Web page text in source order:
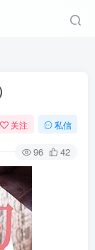
关注 私信
96 42